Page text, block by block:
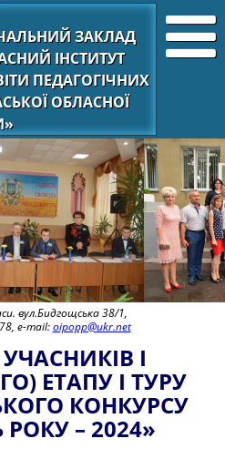
ЗАКЛАД
ІНСТИТУТ
ПЕДАГОГІЧНИХ
ОБЛАСНОЇ
вул.Бидгощська 38/1,
e-mail:oipopp@ukr.net
І
ЕТАПУ І ТУРУ
КОНКУРСУ
– 2024»